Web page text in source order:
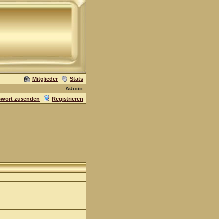
Mitglieder
Stats
Admin
zusenden Registrieren